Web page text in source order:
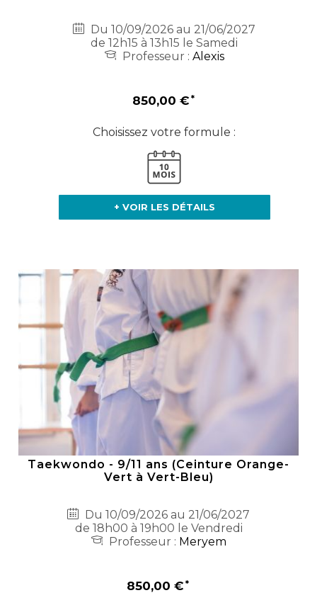
Du 10/09/2026 au 21/06/2027
de 12h15 à 13h15 le Samedi
Professeur : Alexis
850,00 €
Choisissez votre formule :
+ VOIR LES DÉTAILS
Taekwondo - 9/11 ans (Ceinture Orange-
Vert à Vert-Bleu)
Du 10/09/2026 au 21/06/2027
de 18h00 à 19h00 le Vendredi
Professeur : Meryem
850,00 €